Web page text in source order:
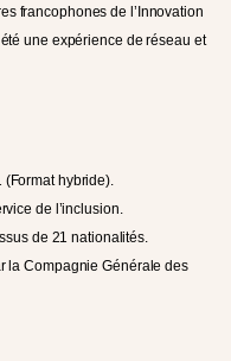
francophones de l’Innovation
une expérience de réseau et
(Format hybride).
de l’inclusion.
de 21 nationalités.
la Compagnie Générale des